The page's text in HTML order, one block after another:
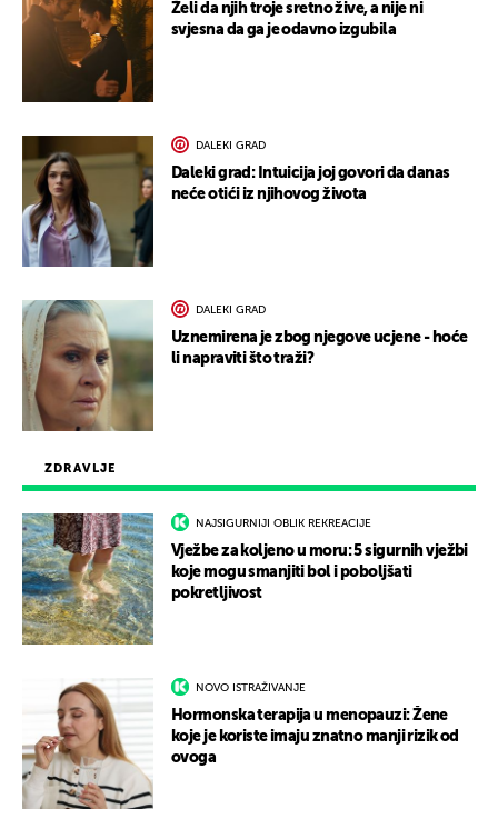
ZDRAVLJE
NAJSIGURNIJI OBLIK REKREACIJE
Vježbe za koljeno u moru: 5 sigurnih vježbi
koje mogu smanjiti bol i poboljšati
pokretljivost
NOVO ISTRAŽIVANJE
Hormonska terapija u menopauzi: Žene
koje je koriste imaju znatno manji rizik od
ovoga
Želi da njih troje sretno žive, a nije ni
svjesna da ga je odavno izgubila
DALEKI GRAD
Daleki grad: Intuicija joj govori da danas
neće otići iz njihovog života
DALEKI GRAD
Uznemirena je zbog njegove ucjene - hoće
li napraviti što traži?